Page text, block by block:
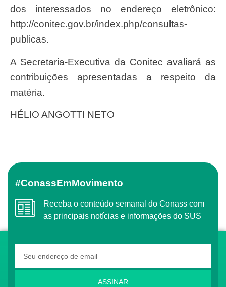
dos interessados no endereço eletrônico:
http://conitec.gov.br/index.php/consultas-
publicas.
A Secretaria-Executiva da Conitec avaliará as
contribuições apresentadas a respeito da
matéria.
HÉLIO ANGOTTI NETO
#ConassEmMovimento
Receba o conteúdo semanal do Conass com
as principais notícias e informações do SUS
ASSINAR